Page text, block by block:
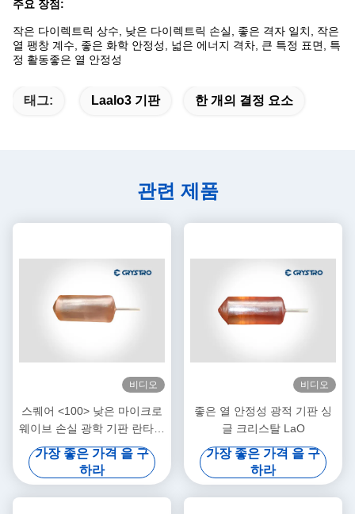
주요 장점:
작은 다이렉트릭 상수, 낮은 다이렉트릭 손실, 좋은 격자 일치, 작은
열 팽창 계수, 좋은 화학 안정성, 넓은 에너지 격차, 큰 특정 표면, 특
정 활동좋은 열 안정성
태그: Laalo3 기판 한 개의 결정 요소
관련 제품
비디오
스퀘어 <100> 낮은 마이크로
웨이브 손실 광학 기판 란타늄
알루미네이트 Laalo3 타겟
가장 좋은 가격 을 구
하라
비디오
좋은 열 안정성 광적 기판 싱
글 크리스탈 LaO
가장 좋은 가격 을 구
하라